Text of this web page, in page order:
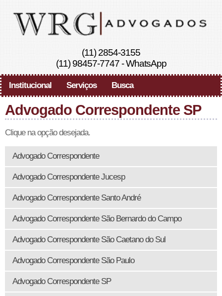
(11) 2854-3155
(11) 98457-7747-WhatsApp
Institucional Serviços Busca
Advogado Correspondente SP
Clique na opção desejada.
Advogado Correspondente
Advogado Correspondente Jucesp
Advogado Correspondente Santo André
Advogado Correspondente São Bernardo do Campo
Advogado Correspondente São Caetano do Sul
Advogado Correspondente São Paulo
Advogado Correspondente SP